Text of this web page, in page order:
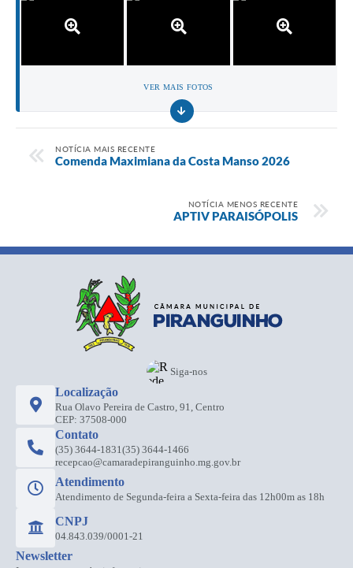
VER MAIS FOTOS
NOTÍCIA MAIS RECENTE
Comenda Maximiana da Costa Manso 2026
NOTÍCIA MENOS RECENTE
APTIV PARAISÓPOLIS
Siga-nos
Localização
Rua Olavo Pereira de Castro, 91, Centro
CEP: 37508-000
Contato
(35) 3644-1831(35) 3644-1466
recepcao@camaradepiranguinho.mg.gov.br
Atendimento
Atendimento de Segunda-feira a Sexta-feira das 12h00m as 18h
CNPJ
04.843.039/0001-21
Newsletter